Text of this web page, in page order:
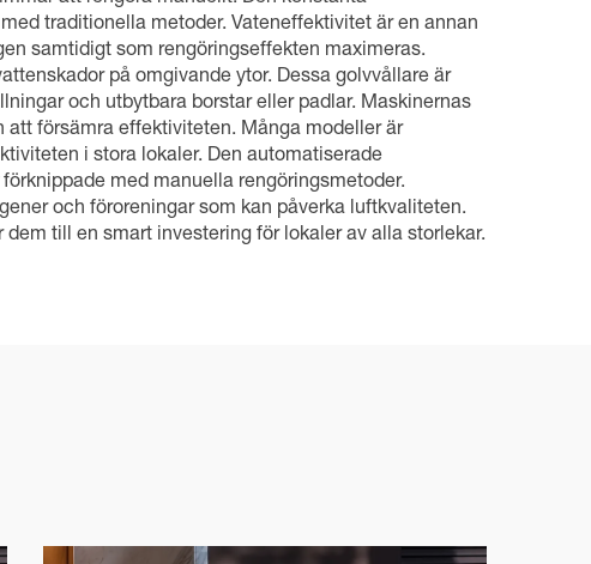
traditionella metoder. Vateneffektivitet är en annan
samtidigt som rengöringseffekten maximeras.
på omgivande ytor. Dessa golvvållare är
och utbytbara borstar eller padlar. Maskinernas
försämra effektiviteten. Många modeller är
i stora lokaler. Den automatiserade
med manuella rengöringsmetoder.
och föroreningar som kan påverka luftkvaliteten.
till en smart investering för lokaler av alla storlekar.